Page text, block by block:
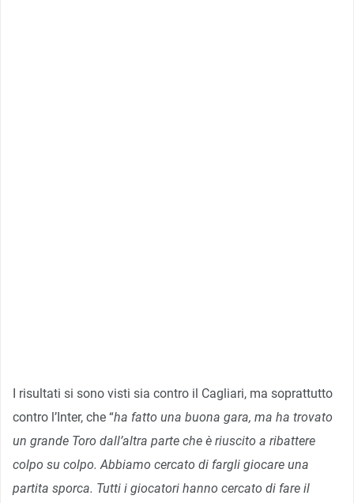
I risultati si sono visti sia contro il Cagliari, ma soprattutto
contro l’Inter, che “ha fatto una buona gara, ma ha trovato
un grande Toro dall’altra parte che è riuscito a ribattere
colpo su colpo. Abbiamo cercato di fargli giocare una
partita sporca. Tutti i giocatori hanno cercato di fare il